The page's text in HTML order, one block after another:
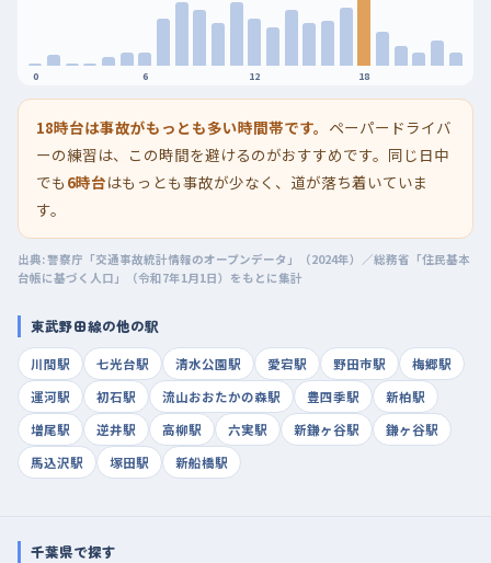
0 6 12 18
18時台は事故がもっとも多い時間帯です。 ペーパードライバ
ーの練習は、この時間を避けるのがおすすめです。同じ日中
でも 6時台はもっとも事故が少なく、道が落ち着いていま
す。
出典: 警察庁「交通事故統計情報のオープンデータ」（2024年）／総務省「住民基本
台帳に基づく人口」（令和7年1月1日）をもとに集計
東武野田線の他の駅
川間駅 七光台駅 清水公園駅 愛宕駅 野田市駅
梅郷駅
運河駅
初石駅 流山おおたかの森駅 豊四季駅
新柏駅
増尾駅
逆井駅 高柳駅 六実駅 新鎌ヶ谷駅
鎌ヶ谷駅
馬込沢駅
塚田駅 新船橋駅
千葉県で探す